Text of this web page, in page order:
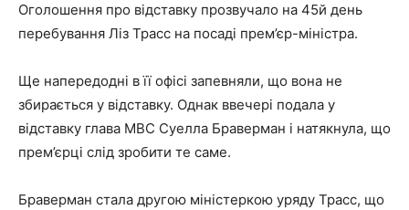
Оголошення про відставку прозвучало на 45й день
перебування Ліз Трасс на посаді прем’єр-міністра.
Ще напередодні в її офісі запевняли, що вона не
збирається у відставку. Однак ввечері подала у
відставку глава МВС Суелла Браверман і натякнула, що
прем’єрці слід зробити те саме.
Браверман стала другою міністеркою уряду Трасс, що